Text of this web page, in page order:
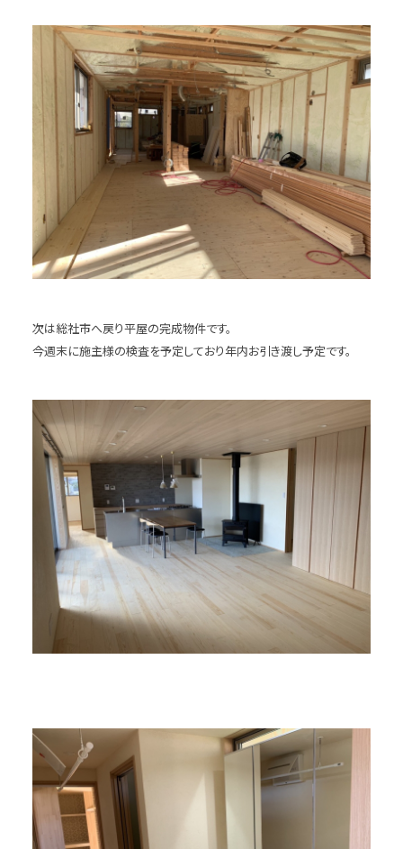
次は総社市へ戻り平屋の完成物件です。
今週末に施主様の検査を予定しており年内お引き渡し予定です。